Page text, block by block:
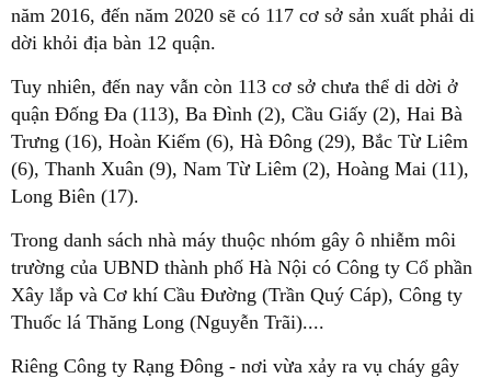
năm 2016, đến năm 2020 sẽ có 117 cơ sở sản xuất phải di
dời khỏi địa bàn 12 quận.
Tuy nhiên, đến nay vẫn còn 113 cơ sở chưa thể di dời ở
quận Đống Đa (113), Ba Đình (2), Cầu Giấy (2), Hai Bà
Trưng (16), Hoàn Kiếm (6), Hà Đông (29), Bắc Từ Liêm
(6), Thanh Xuân (9), Nam Từ Liêm (2), Hoàng Mai (11),
Long Biên (17).
Trong danh sách nhà máy thuộc nhóm gây ô nhiễm môi
trường của UBND thành phố Hà Nội có Công ty Cổ phần
Xây lắp và Cơ khí Cầu Đường (Trần Quý Cáp), Công ty
Thuốc lá Thăng Long (Nguyễn Trãi)....
Riêng Công ty Rạng Đông - nơi vừa xảy ra vụ cháy gây